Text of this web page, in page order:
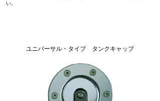
い。
ユニバーサル・タイプ タンクキャップ